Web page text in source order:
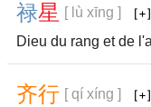
禄星 [ lù xīng ]
Dieu du rang et de
齐行 [ qí xíng ]